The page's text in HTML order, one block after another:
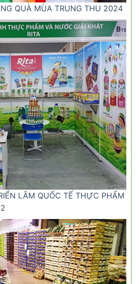
QUÀ MÙA TRUNG THU 2024
LÃM QUỐC TẾ THỰC PHẨM